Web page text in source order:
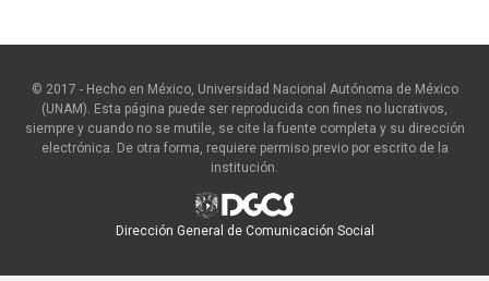
© 2017 - Hecho en México, Universidad Nacional Autónoma de México
(UNAM). Esta página puede ser reproducida con fines no lucrativos,
siempre y cuando no se mutile, se cite la fuente completa y su dirección
electrónica. De otra forma, requiere permiso previo por escrito de la
institución.
Dirección General de Comunicación Social